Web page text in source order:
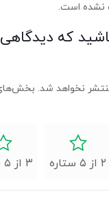
نشده است.
که
نخواهد شد. بخش‌های
۲ از ۵ ستاره ۳ از ۵ ستاره